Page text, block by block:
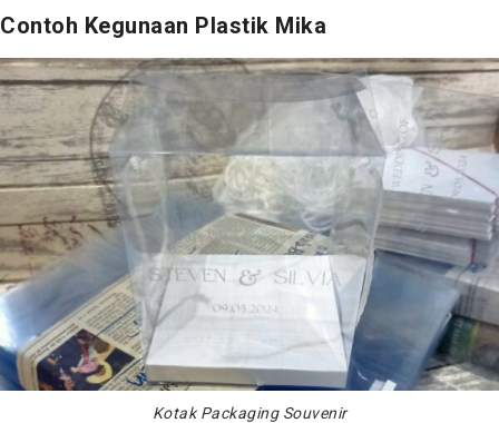
Contoh Kegunaan Plastik Mika
Kotak Packaging Souvenir